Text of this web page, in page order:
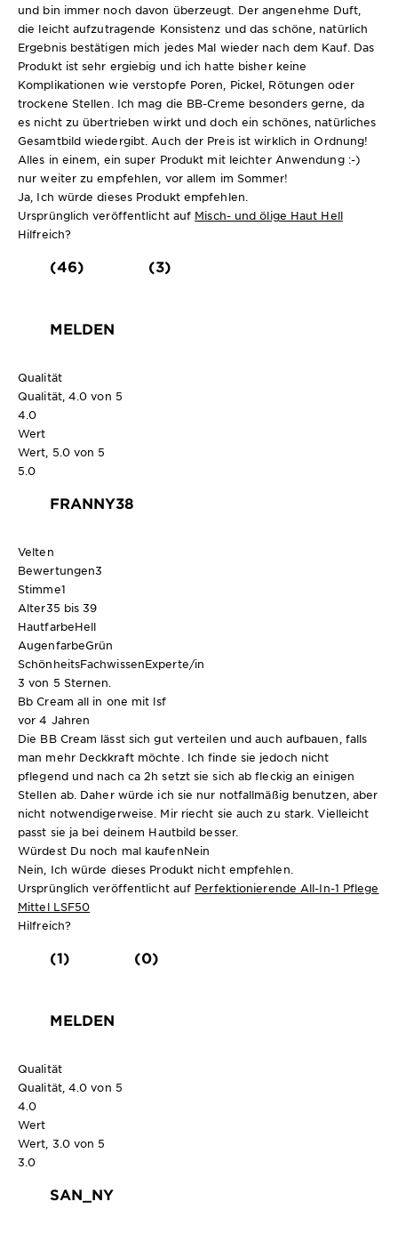
und bin immer noch davon überzeugt. Der angenehme Duft,
die leicht aufzutragende Konsistenz und das schöne, natürlich
Ergebnis bestätigen mich jedes Mal wieder nach dem Kauf. Das
Produkt ist sehr ergiebig und ich hatte bisher keine
Komplikationen wie verstopfe Poren, Pickel, Rötungen oder
trockene Stellen. Ich mag die BB-Creme besonders gerne, da
es nicht zu übertrieben wirkt und doch ein schönes, natürliches
Gesamtbild wiedergibt. Auch der Preis ist wirklich in Ordnung!
Alles in einem, ein super Produkt mit leichter Anwendung :-)
nur weiter zu empfehlen, vor allem im Sommer!
Ja, Ich würde dieses Produkt empfehlen.
Ursprünglich veröffentlicht auf Misch- und ölige Haut Hell
Hilfreich?
(46) (3)
MELDEN
Qualität
Qualität, 4.0 von 5
4.0
Wert
Wert, 5.0 von 5
5.0
FRANNY38
Velten
Bewertungen3
Stimme1
Alter35 bis 39
HautfarbeHell
AugenfarbeGrün
SchönheitsFachwissenExperte/in
3 von 5 Sternen.
Bb Cream all in one mit lsf
vor 4 Jahren
Die BB Cream lässt sich gut verteilen und auch aufbauen, falls
man mehr Deckkraft möchte. Ich finde sie jedoch nicht
pflegend und nach ca 2h setzt sie sich ab fleckig an einigen
Stellen ab. Daher würde ich sie nur notfallmäßig benutzen, aber
nicht notwendigerweise. Mir riecht sie auch zu stark. Vielleicht
passt sie ja bei deinem Hautbild besser.
Würdest Du noch mal kaufenNein
Nein, Ich würde dieses Produkt nicht empfehlen.
Ursprünglich veröffentlicht auf Perfektionierende All-In-1 Pflege
Mittel LSF50
Hilfreich?
(1) (0)
MELDEN
Qualität
Qualität, 4.0 von 5
4.0
Wert
Wert, 3.0 von 5
3.0
SAN_NY